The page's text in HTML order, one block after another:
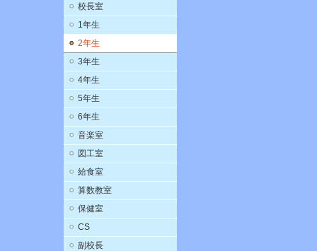
校長室
1年生
2年生
3年生
4年生
5年生
6年生
音楽室
図工室
給食室
算数教室
保健室
CS
副校長